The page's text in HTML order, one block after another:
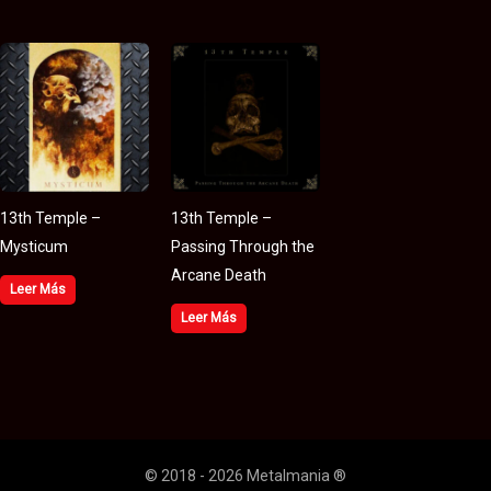
13th Temple –
Mysticum
Leer Más
13th Temple –
Passing Through the
Arcane Death
Leer Más
© 2018 - 2026 Metalmania ®